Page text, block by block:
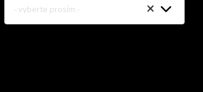
- vyberte prosím -